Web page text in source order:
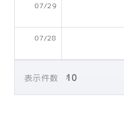
07/29
07/28
表示件数